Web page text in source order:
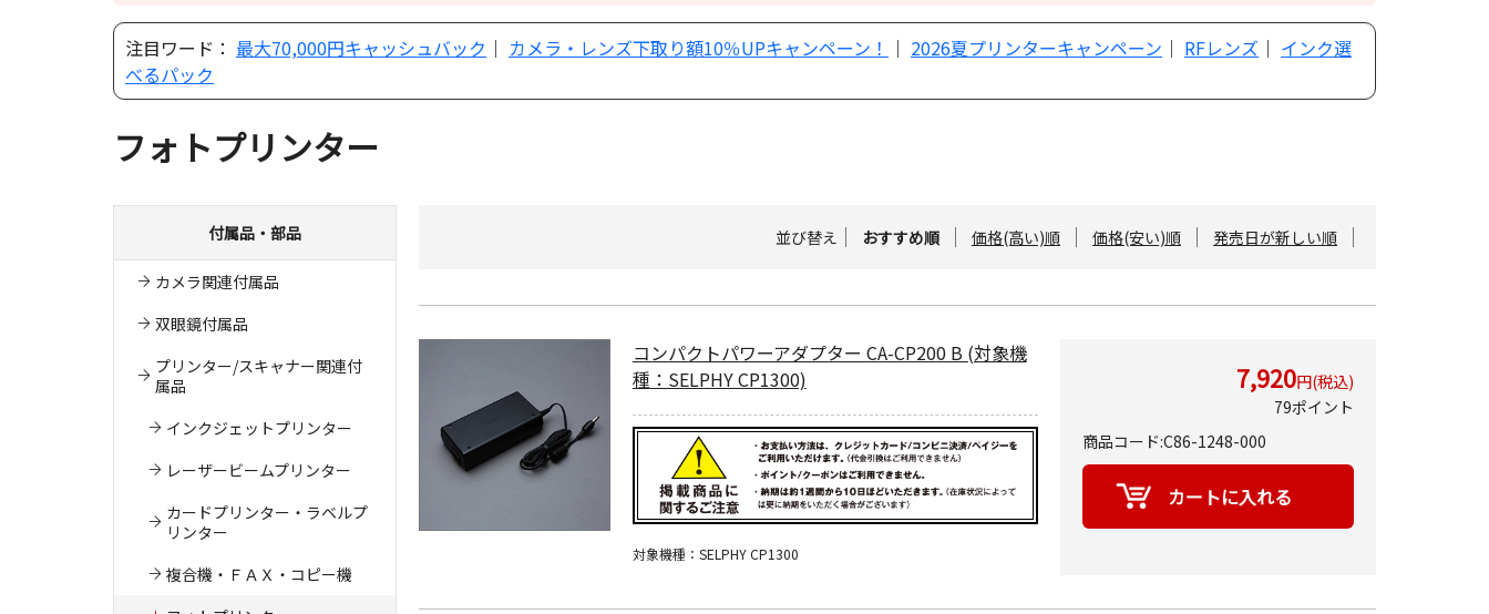
注目ワード： 最大70,000円キャッシュバック ｜ カメラ・レンズ下取り額10％UPキャンペーン！ ｜ 2026夏プリンターキャンペーン ｜ RFレンズ ｜ インク選
べるパック
フォトプリンター
付属品・部品
カメラ関連付属品
双眼鏡付属品
プリンター/スキャナー関連付
属品
インクジェットプリンター
レーザービームプリンター
カードプリンター・ラベルプ
リンター
複合機・ＦＡＸ・コピー機
並び替え おすすめ順 価格(高い)順 価格(安い)順 発売日が新しい順
コンパクトパワーアダプター CA-CP200 B (対象機
種：SELPHY CP1300)
対象機種：SELPHY CP1300
7,920円(税込)
79ポイント
商品コード:C86-1248-000